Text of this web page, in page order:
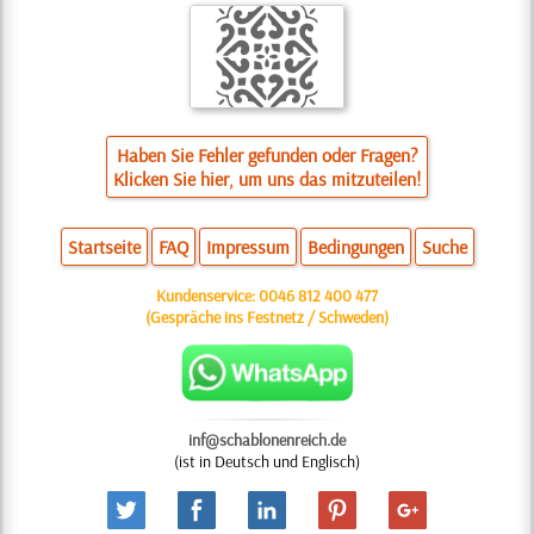
Haben Sie Fehler gefunden oder Fragen?
Klicken Sie hier, um uns das mitzuteilen!
Startseite FAQ Impressum Bedingungen Suche
Kundenservice:0046 812 400 477
(Gespräche ins Festnetz / Schweden)
inf@schablonenreich.de
(ist in Deutsch und Englisch)